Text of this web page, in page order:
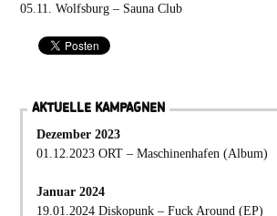
05.11. Wolfsburg – Sauna Club
AKTUELLE KAMPAGNEN
Dezember 2023
01.12.2023 ORT – Maschinenhafen (Album)
Januar 2024
19.01.2024 Diskopunk – Fuck Around (EP)